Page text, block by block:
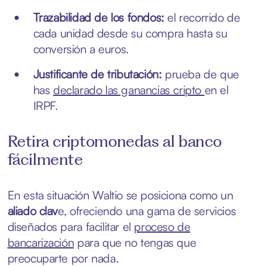
Trazabilidad de los fondos: el recorrido de
cada unidad desde su compra hasta su
conversión a euros.
Justificante de tributación: prueba de que
has declarado las ganancias cripto en el
IRPF.
Retira criptomonedas al banco
fácilmente
En esta situación Waltio se posiciona como un
aliado clave, ofreciendo una gama de servicios
diseñados para facilitar el proceso de
bancarización para que no tengas que
preocuparte por nada.